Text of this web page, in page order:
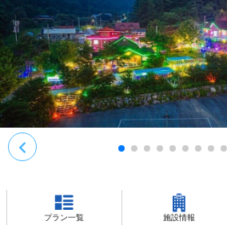
プラン一覧 施設情報